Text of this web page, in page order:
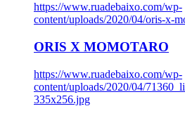
https://www.ruadebaixo.com/wp-
content/uploads/2020/04/oris-x-
ORIS X MOMOTARO
https://www.ruadebaixo.com/wp-
content/uploads/2020/04/
335x256.jpg